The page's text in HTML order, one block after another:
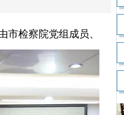
检察院党组成员、